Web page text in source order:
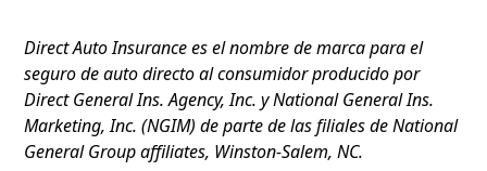
Direct Auto Insurance es el nombre de marca para el
seguro de auto directo al consumidor producido por
Direct General Ins. Agency, Inc. y National General Ins.
Marketing, Inc. (NGIM) de parte de las filiales de National
General Group affiliates, Winston-Salem, NC.